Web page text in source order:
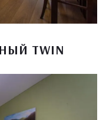
TWIN